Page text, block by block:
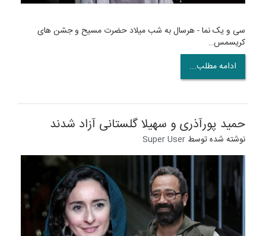
سی و یک نما - هرسال به شب میلاد حضرت مسیح و جشن های
کریسمس…
ادامه مطلب...
حمید پورآذری و سهیلا گلستانی آزاد شدند
نوشته شده توسط Super User